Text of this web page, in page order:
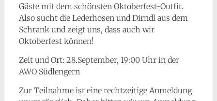
Gäste mit dem schönsten Oktoberfest-Outfit.
Also sucht die Lederhosen und Dirndl aus dem
Schrank und zeigt uns, dass auch wir
Oktoberfest können!
Zeit und Ort: 28.September, 19:00 Uhr in der
AWO Südlengern
Zur Teilnahme ist eine rechtzeitige Anmeldung